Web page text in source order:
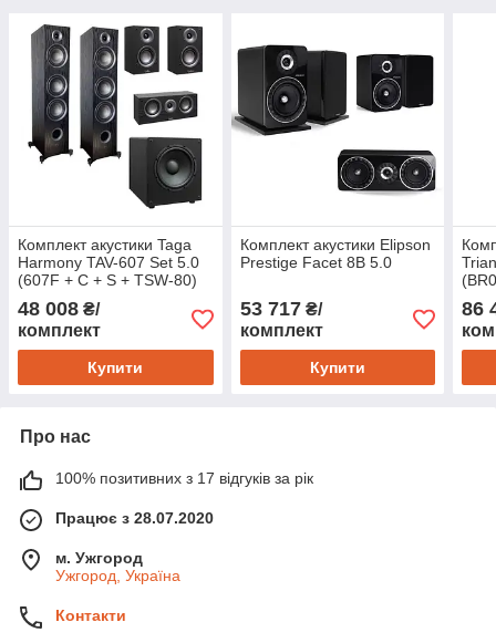
Комплект акустики Taga
Harmony TAV-607 Set 5.0
(607F + C + S + TSW-80)
48 008 ₴/
комплект
Купити
Комплект акустики Elipson
Prestige Facet 8B 5.0
53 717₴/
комплект
Купити
86
Про нас
100% позитивних з 17 відгуків за рік
Працює з 28.07.2020
м. Ужгород
Ужгород, Україна
Контакти